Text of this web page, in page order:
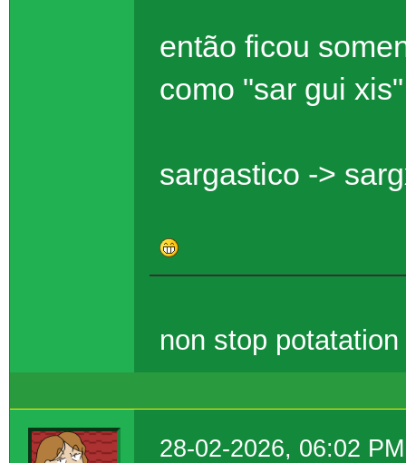
então ficou
como "sar gui
sargastico ->
non stop
28-02-2026, 06:02 PM